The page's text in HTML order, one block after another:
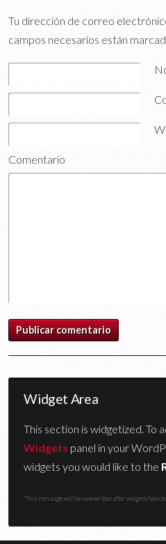
Tu dirección de correo
campos necesarios están
Comentario
Widget Area
This section is widgetized. To
Widgets panel in your
widgets you would like to the
*This message will be overwritten after widgets have